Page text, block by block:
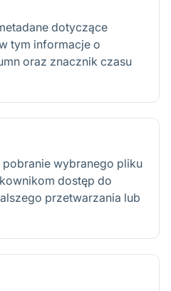
dotyczące
tym informacje o
oraz znacznik czasu
wybranego pliku
dostęp do
przetwarzania lub